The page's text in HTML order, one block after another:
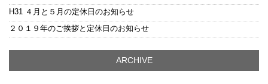
H31 ４月と５月の定休日のお知らせ
２０１９年のご挨拶と定休日のお知らせ
ARCHIVE